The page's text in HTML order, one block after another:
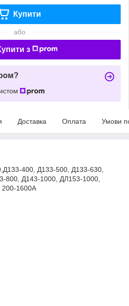
Купити
або
з
Доставка Оплата Умови
400, Д133-500, Д133-630,
800, Д143-1000, ДЛ153-1000,
1600А